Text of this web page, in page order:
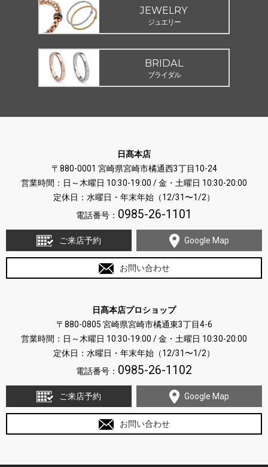
JEWELRY
ジュエリー
BRIDAL
ブライダル
日髙本店
〒880-0001 宮崎県宮崎市橘通西3丁目10-24
営業時間：日～木曜日 10:30-19:00 / 金・土曜日 10:30-20:00
定休日：水曜日・年末年始（12/31〜1/2）
電話番号： 0985-26-1101
ご来店予約 Google Map
お問い合わせ
日髙本店プロショップ
〒880-0805 宮崎県宮崎市橘通東3丁目4-6
営業時間：日～木曜日 10:30-19:00 / 金・土曜日 10:30-20:00
定休日：水曜日・年末年始（12/31〜1/2）
電話番号： 0985-26-1102
ご来店予約 Google Map
お問い合わせ